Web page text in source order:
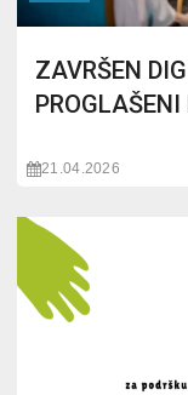
ZAVRŠEN
21.04.2026